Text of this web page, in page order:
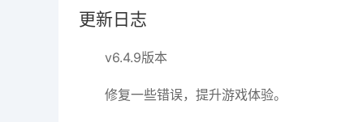
更新日志
v6.4.9版本
修复一些错误，提升游戏体验。